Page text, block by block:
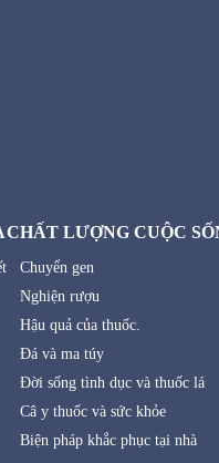
CHẤT LƯỢNG CUỘC
Chuyển gen
Nghiện rượu
Hậu quả của thuốc.
Đá và ma túy
Đời sống tình dục và thuốc lá
Câ y thuốc và sức khỏe
Biện pháp khắc phục tại nhà